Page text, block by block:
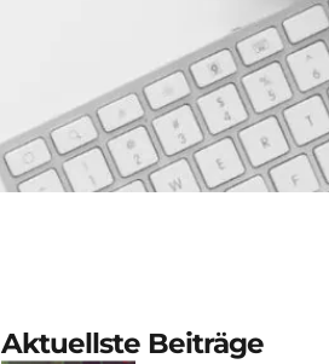
Aktuellste Beiträge